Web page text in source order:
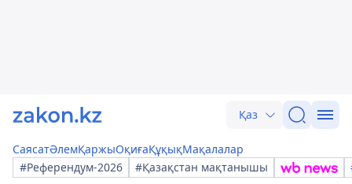
Қаз
СаясатӘлемҚаржыОқиғаҚұқықМақалалар
#Референдум-2026
#Қазақстан мақтанышы